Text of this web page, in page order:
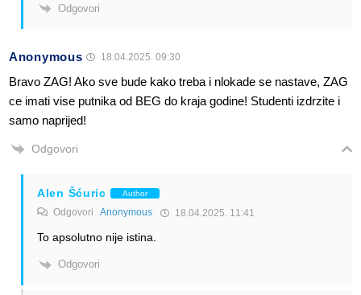
Odgovori
Anonymous 18.04.2025. 09:30
Bravo ZAG! Ako sve bude kako treba i nlokade se nastave, ZAG
ce imati vise putnika od BEG do kraja godine! Studenti izdrzite i
samo naprijed!
Odgovori
Alen Šćuric Author
Odgovori Anonymous 18.04.2025. 11:41
To apsolutno nije istina.
Odgovori